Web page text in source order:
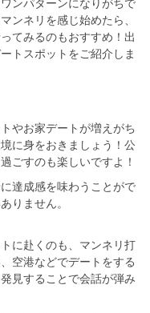
ンパターンになりがちで
ンネリを感じ始めたら、
てみるのもおすすめ！出
トスポットをご紹介しま
やお家デートが増えがち
に身をおきましょう！公
ごすのも楽しいですよ！
達成感を味わうことがで
りません。
に赴くのも、マンネリ打
空港などでデートをする
見することで会話が弾み